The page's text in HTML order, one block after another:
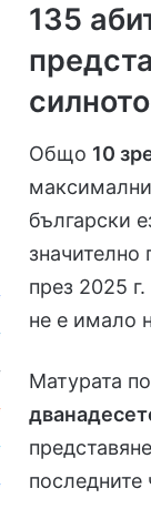
135
Общо 10
български
значително
през 2025
не е имало
Матурата
последните